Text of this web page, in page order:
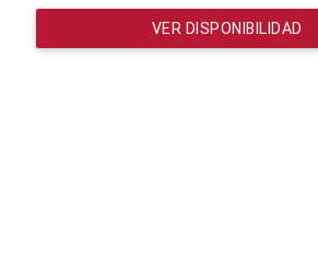
VER DISPONIBILIDAD